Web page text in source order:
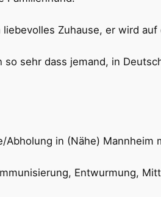
Zuhause, er wird
sehr dass jemand, in
in (Nähe) Mannheim
Entwurmung,